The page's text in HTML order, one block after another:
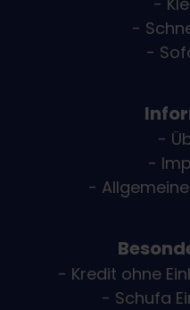
-
-
-
-
- Allgemeine
- Kredit ohne
- Schufa